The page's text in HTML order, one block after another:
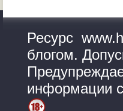
Ресурс
блогом.
информации с